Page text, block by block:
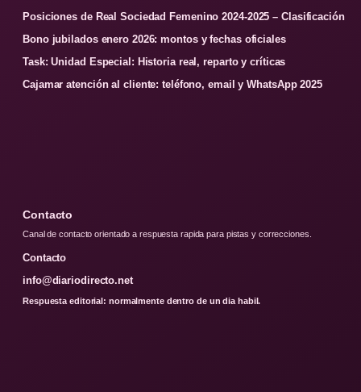
Posiciones de Real Sociedad Femenino 2024-2025 – Clasificación
Bono jubilados enero 2026: montos y fechas oficiales
Task: Unidad Especial: Historia real, reparto y críticas
Cajamar atención al cliente: teléfono, email y WhatsApp 2025
Contacto
Canal de contacto orientado a respuesta rapida para pistas y correcciones.
Contacto
info@diariodirecto.net
Respuesta editorial: normalmente dentro de un dia habil.